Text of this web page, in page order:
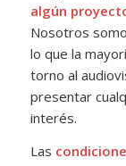
algún
Nosotros
lo que la
torno al
presentar
interés.
Las